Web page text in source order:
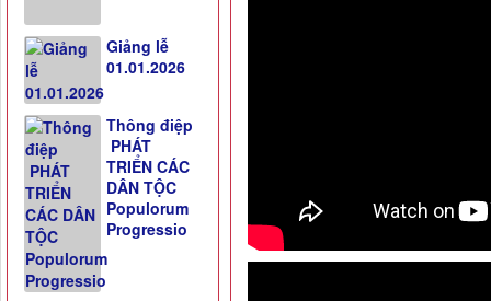
Giảng lễ
01.01.2026
Thông điệp
PHÁT
TRIỂN CÁC
DÂN TỘC
Populorum
Progressio